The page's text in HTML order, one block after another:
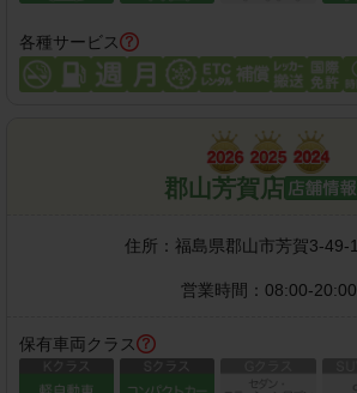
各種サービス
郡山芳賀店
住所： 福島県郡山市芳賀3-49-1
営業時間： 08:00-20:00
保有車両クラス